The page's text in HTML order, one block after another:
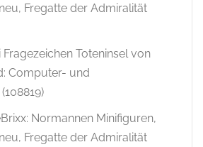
Fregatte der Admiralität
Fragezeichen Toteninsel von
Computer- und
Normannen Minifiguren,
Fregatte der Admiralität